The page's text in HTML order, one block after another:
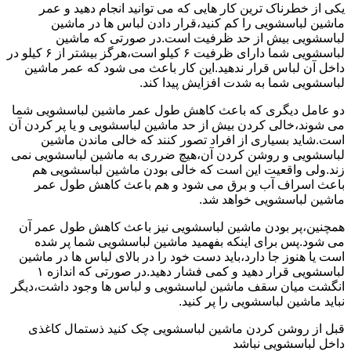
یکی از خطرناک ترین کار هایی که می توانید انجام دهید و عمر
ماشین لباسشویی را کم کنید،قرار دادن لباس ها در ماشین
لباسشویی بیش از حد ظرفیت است.در صورتی که ماشین
لباسشویی شما دارای ظرفیت ۶ کیلو است،هرگز بیشتر از ۶ کیلو در
داخل آن لباس قرار ندهید.این کار باعث می شود که عمر ماشین
لباسشویی شما به شدت افزایش پیدا کند.
دو عامل دیگری که باعث کاهش طول عمر ماشین لباسشویی شما
می شوند،خالی کردن بیش از حد ماشین لباسشویی و یا پر کردن آن
است.شاید بسیاری از افراد تصور کنند که خالی ماندن ماشین
لباسشویی و روشن کردن آن،هیچ ضرری به ماشین لباسشویی نمی
زند.ولی واقعیت این است که خالی بودن ماشین لباسشویی هم
باعث اسراف آب و برق می شود و هم باعث کاهش طول عمر
ماشین لباسشویی خواهد شد.
همچنین،پر بودن ماشین لباسشویی نیز باعث کاهش طول عمر آن
می شود.پس برای اینکه بفهمید ماشین لباسشویی شما پر شده
است یا هنوز جا دارد،باید دست خود را در بالای لباس ها در ماشین
لباسشویی قرار دهید و کمی فشار دهید.در صورتی که اندازه ۱
انگشت میان سقف ماشین لباسشویی و لباس ها وجود داشت،دیگر
نباید ماشین لباسشویی را پر کنید.
قبل از روشن کردن ماشین لباسشویی چک کنید ذستمال کاغذی
داخل لباسشویی نباشد